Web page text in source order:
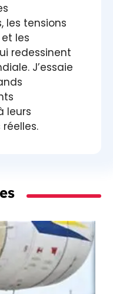
les tensions
les
redessinent
J’essaie
leurs